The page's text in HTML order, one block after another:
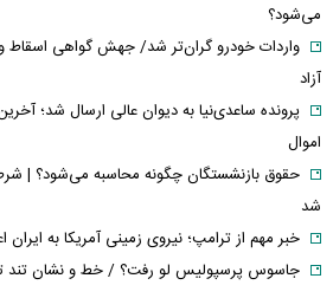
می‌شود؟
واردات خودرو گران‌تر شد/ جهش گواهی اسقاط
آزاد
پرونده ساعدی‌نیا به دیوان عالی ارسال شد؛
اموال
حقوق بازنشستگان چگونه محاسبه می‌شود؟ |
شد
خبر مهم از ترامپ؛ نیروی زمینی آمریکا به ایران
جاسوس پرسپولیس لو رفت؟ / خط و نشان تند